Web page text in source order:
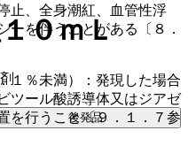
止、全身潮紅、血管性浮
ーを伴うことがある〔８．
％未満）：発現した場合
ツール酸誘導体又はジアゼ
を行うこと〔９．１．７参
０ｍＬ
後発品